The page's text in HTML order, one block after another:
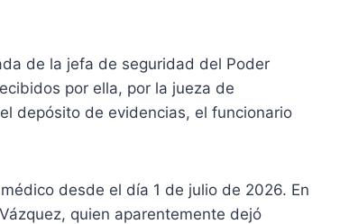
de la jefa de seguridad del Poder
por ella, por la jueza de
depósito de evidencias, el funcionario
desde el día 1 de julio de 2026. En
quien aparentemente dejó